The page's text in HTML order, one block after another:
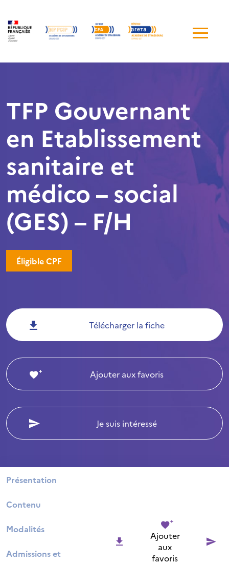
de
TFP Gouvernant
en Etablissement
sanitaire et
médico – social
(GES) – F/H
Éligible CPF
Télécharger la fiche
Ajouter aux favoris
Je suis intéressé
Présentation
Contenu
Modalités
Admissions et
Ajouter
aux
favoris